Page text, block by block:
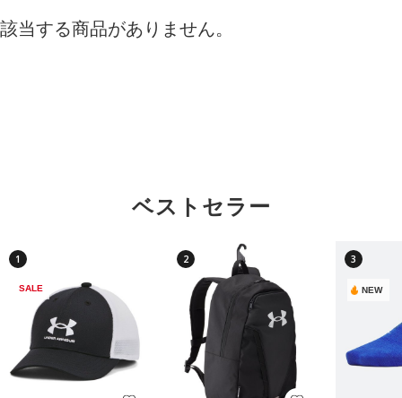
該当する商品がありません。
ベストセラー
1
SALE
2 3
NEW